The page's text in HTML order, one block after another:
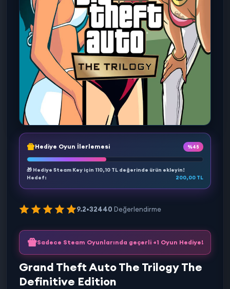
Hediye Oyun İlerlemesi %45
🎁 Hediye Steam Key için 110,10 TL değerinde ürün ekleyin!
Hedef:
200,00 TL
9.2•32440 Değerlendirme
Sadece Steam Oyunlarında geçerli +1 Oyun Hediye!
Grand Theft Auto The Trilogy The
Definitive Edition